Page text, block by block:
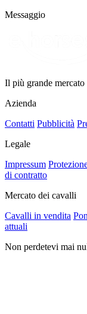
Messaggio
Il più grande
Azienda
Contatti Pubblicità
Legale
Impressum
di contratto
Mercato dei cavalli
Cavalli in vendita
attuali
Non perdetevi mai